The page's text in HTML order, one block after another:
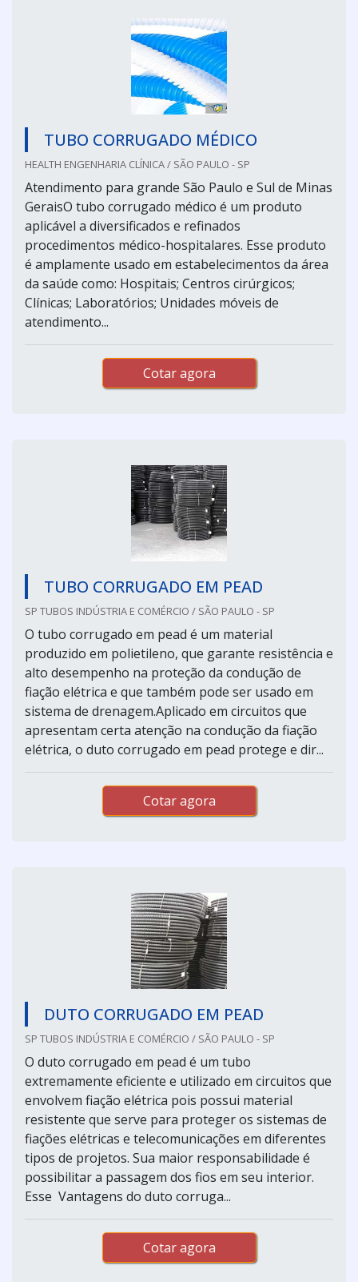
TUBO CORRUGADO MÉDICO
HEALTH ENGENHARIA CLÍNICA / SÃO PAULO - SP
Atendimento para grande São Paulo e Sul de Minas
GeraisO tubo corrugado médico é um produto
aplicável a diversificados e refinados
procedimentos médico-hospitalares. Esse produto
é amplamente usado em estabelecimentos da área
da saúde como: Hospitais; Centros cirúrgicos;
Clínicas; Laboratórios; Unidades móveis de
atendimento...
Cotar agora
TUBO CORRUGADO EM PEAD
SP TUBOS INDÚSTRIA E COMÉRCIO / SÃO PAULO - SP
O tubo corrugado em pead é um material
produzido em polietileno, que garante resistência e
alto desempenho na proteção da condução de
fiação elétrica e que também pode ser usado em
sistema de drenagem.Aplicado em circuitos que
apresentam certa atenção na condução da fiação
elétrica, o duto corrugado em pead protege e dir...
Cotar agora
DUTO CORRUGADO EM PEAD
SP TUBOS INDÚSTRIA E COMÉRCIO / SÃO PAULO - SP
O duto corrugado em pead é um tubo
extremamente eficiente e utilizado em circuitos que
envolvem fiação elétrica pois possui material
resistente que serve para proteger os sistemas de
fiações elétricas e telecomunicações em diferentes
tipos de projetos. Sua maior responsabilidade é
possibilitar a passagem dos fios em seu interior.
Esse Vantagens do duto corruga...
Cotar agora